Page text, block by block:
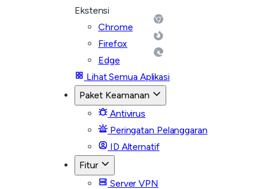
Ekstensi
Chrome
Firefox
Edge
Lihat Semua Aplikasi
Paket Keamanan
Antivirus
Peringatan Pelanggaran
ID Alternatif
Fitur
Server VPN